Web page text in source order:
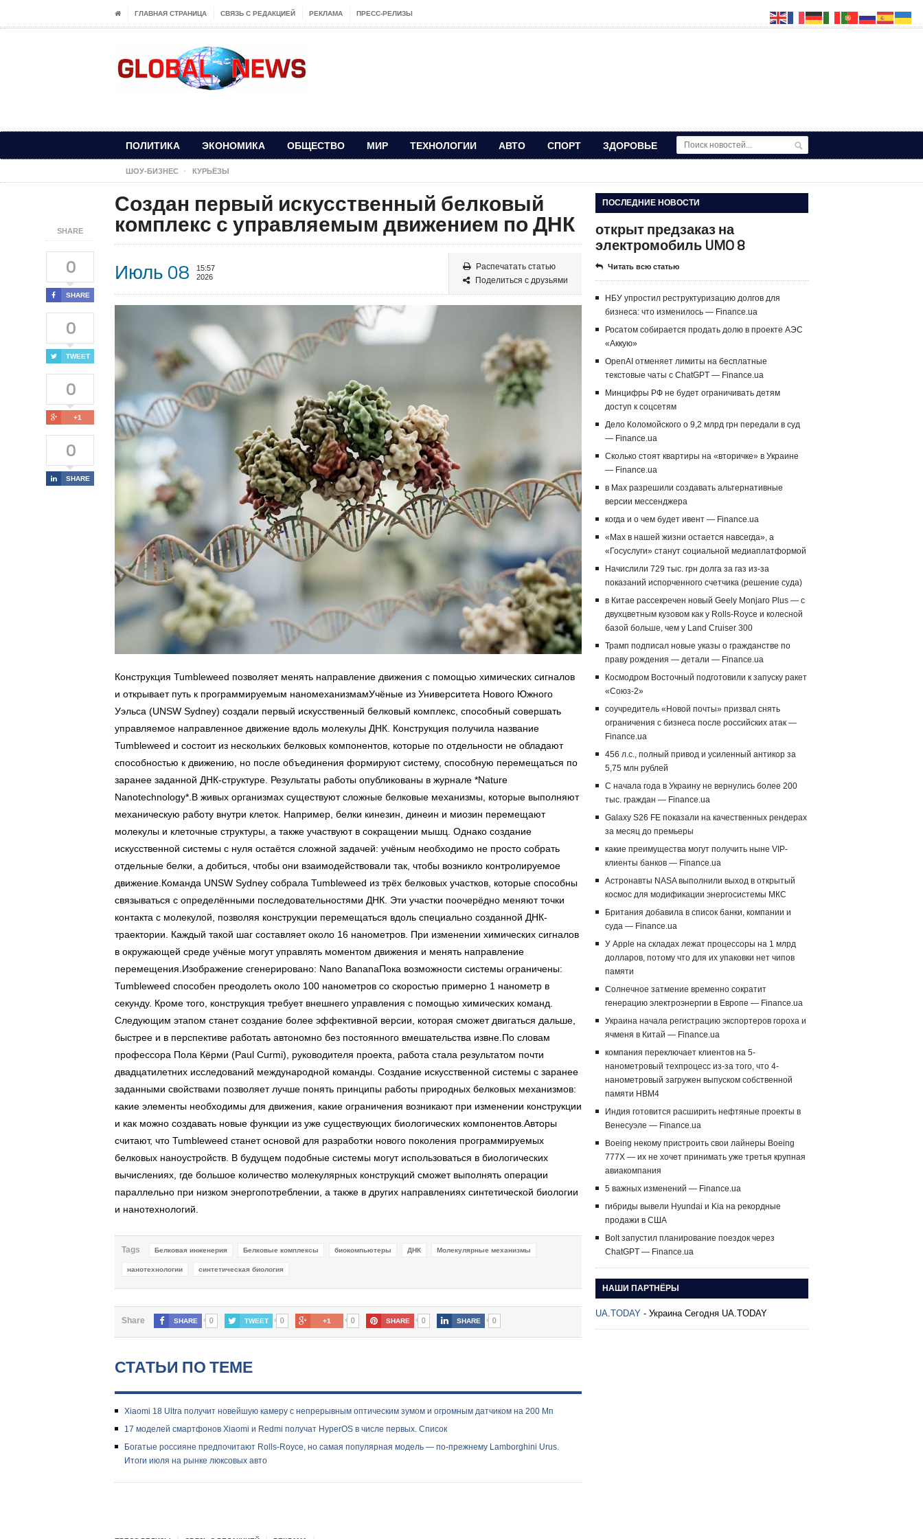
ГЛАВНАЯ СТРАНИЦА СВЯЗЬ С РЕДАКЦИЕЙ РЕКЛАМА ПРЕСС-РЕЛИЗЫ
ПОЛИТИКА ЭКОНОМИКА ОБЩЕСТВО МИР ТЕХНОЛОГИИ АВТО СПОРТ ЗДОРОВЬЕ
ШОУ-БИЗНЕС КУРЬЁЗЫ
SHARE
0
SHARE
0
TWEET
0
+1
0
SHARE
Создан первый искусственный белковый
комплекс с управляемым движением по ДНК
Июль 08
15:57
2026
Распечатать статью
Поделиться с друзьями
Конструкция Tumbleweed позволяет менять направление движения с помощью химических сигналов
и открывает путь к программируемым наномеханизмамУчёные из Университета Нового Южного
Уэльса (UNSW Sydney) создали первый искусственный белковый комплекс, способный совершать
управляемое направленное движение вдоль молекулы ДНК. Конструкция получила название
Tumbleweed и состоит из нескольких белковых компонентов, которые по отдельности не обладают
способностью к движению, но после объединения формируют систему, способную перемещаться по
заранее заданной ДНК-структуре. Результаты работы опубликованы в журнале *Nature
Nanotechnology*.В живых организмах существуют сложные белковые механизмы, которые выполняют
механическую работу внутри клеток. Например, белки кинезин, динеин и миозин перемещают
молекулы и клеточные структуры, а также участвуют в сокращении мышц. Однако создание
искусственной системы с нуля остаётся сложной задачей: учёным необходимо не просто собрать
отдельные белки, а добиться, чтобы они взаимодействовали так, чтобы возникло контролируемое
движение.Команда UNSW Sydney собрала Tumbleweed из трёх белковых участков, которые способны
связываться с определёнными последовательностями ДНК. Эти участки поочерёдно меняют точки
контакта с молекулой, позволяя конструкции перемещаться вдоль специально созданной ДНК-
траектории. Каждый такой шаг составляет около 16 нанометров. При изменении химических сигналов
в окружающей среде учёные могут управлять моментом движения и менять направление
перемещения.Изображение сгенерировано: Nano BananaПока возможности системы ограничены:
Tumbleweed способен преодолеть около 100 нанометров со скоростью примерно 1 нанометр в
секунду. Кроме того, конструкция требует внешнего управления с помощью химических команд.
Следующим этапом станет создание более эффективной версии, которая сможет двигаться дальше,
быстрее и в перспективе работать автономно без постоянного вмешательства извне.По словам
профессора Пола Кёрми (Paul Curmi), руководителя проекта, работа стала результатом почти
двадцатилетних исследований международной команды. Создание искусственной системы с заранее
заданными свойствами позволяет лучше понять принципы работы природных белковых механизмов:
какие элементы необходимы для движения, какие ограничения возникают при изменении конструкции
и как можно создавать новые функции из уже существующих биологических компонентов.Авторы
считают, что Tumbleweed станет основой для разработки нового поколения программируемых
белковых наноустройств. В будущем подобные системы могут использоваться в биологических
вычислениях, где большое количество молекулярных конструкций сможет выполнять операции
параллельно при низком энергопотреблении, а также в других направлениях синтетической биологии
и нанотехнологий.
Tags Белковая инженерия Белковые комплексы биокомпьютеры ДНК Молекулярные механизмы
нанотехнологии синтетическая биология
Share SHARE 0 TWEET 0 +1 0 SHARE 0 SHARE 0
СТАТЬИ ПО ТЕМЕ
Xiaomi 18 Ultra получит новейшую камеру с непрерывным оптическим зумом и огромным датчиком на 200 Мп
17 моделей смартфонов Xiaomi и Redmi получат HyperOS в числе первых. Список
Богатые россияне предпочитают Rolls-Royce, но самая популярная модель — по-прежнему Lamborghini Urus.
Итоги июля на рынке люксовых авто
ПОСЛЕДНИЕ НОВОСТИ
открыт предзаказ на
электромобиль UMO 8
Читать всю статью
НБУ упростил реструктуризацию долгов для
бизнеса: что изменилось — Finance.ua
Росатом собирается продать долю в проекте АЭС
«Аккую»
OpenAI отменяет лимиты на бесплатные
текстовые чаты с ChatGPT — Finance.ua
Минцифры РФ не будет ограничивать детям
доступ к соцсетям
Дело Коломойского о 9,2 млрд грн передали в суд
— Finance.ua
Сколько стоят квартиры на «вторичке» в Украине
— Finance.ua
в Max разрешили создавать альтернативные
версии мессенджера
когда и о чем будет ивент — Finance.ua
«Max в нашей жизни остается навсегда», а
«Госуслуги» станут социальной медиаплатформой
Начислили 729 тыс. грн долга за газ из-за
показаний испорченного счетчика (решение суда)
в Китае рассекречен новый Geely Monjaro Plus — с
двухцветным кузовом как у Rolls-Royce и колесной
базой больше, чем у Land Cruiser 300
Трамп подписал новые указы о гражданстве по
праву рождения — детали — Finance.ua
Космодром Восточный подготовили к запуску ракет
«Союз-2»
соучредитель «Новой почты» призвал снять
ограничения с бизнеса после российских атак —
Finance.ua
456 л.с., полный привод и усиленный антикор за
5,75 млн рублей
С начала года в Украину не вернулись более 200
тыс. граждан — Finance.ua
Galaxy S26 FE показали на качественных рендерах
за месяц до премьеры
какие преимущества могут получить ныне VIP-
клиенты банков — Finance.ua
Астронавты NASA выполнили выход в открытый
космос для модификации энергосистемы МКС
Британия добавила в список банки, компании и
суда — Finance.ua
У Apple на складах лежат процессоры на 1 млрд
долларов, потому что для их упаковки нет чипов
памяти
Солнечное затмение временно сократит
генерацию электроэнергии в Европе — Finance.ua
Украина начала регистрацию экспортеров гороха и
ячменя в Китай — Finance.ua
компания переключает клиентов на 5-
нанометровый техпроцесс из-за того, что 4-
нанометровый загружен выпуском собственной
памяти HBM4
Индия готовится расширить нефтяные проекты в
Венесуэле — Finance.ua
Boeing некому пристроить свои лайнеры Boeing
777X — их не хочет принимать уже третья крупная
авиакомпания
5 важных изменений — Finance.ua
гибриды вывели Hyundai и Kia на рекордные
продажи в США
Bolt запустил планирование поездок через
ChatGPT — Finance.ua
НАШИ ПАРТНЁРЫ
UA.TODAY - Украина Сегодня UA.TODAY